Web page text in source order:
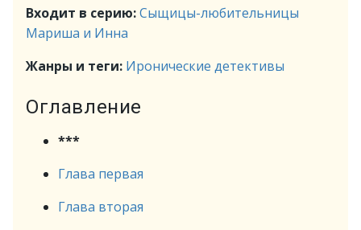
Входит в серию:Сыщицы-любительницы
Мариша и Инна
Жанры и теги: Иронические детективы
Оглавление
***
Глава первая
Глава вторая